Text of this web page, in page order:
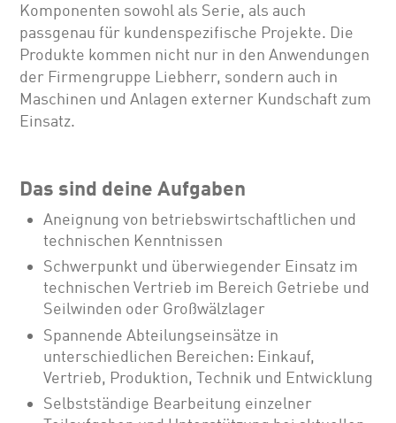
Komponenten sowohl als Serie, als auch
passgenau für kundenspezifische Projekte. Die
Produkte kommen nicht nur in den Anwendungen
der Firmengruppe Liebherr, sondern auch in
Maschinen und Anlagen externer Kundschaft zum
Einsatz.
Das sind deine Aufgaben
Aneignung von betriebswirtschaftlichen und
technischen Kenntnissen
Schwerpunkt und überwiegender Einsatz im
technischen Vertrieb im Bereich Getriebe und
Seilwinden oder Großwälzlager
Spannende Abteilungseinsätze in
unterschiedlichen Bereichen: Einkauf,
Vertrieb, Produktion, Technik und Entwicklung
Selbstständige Bearbeitung einzelner